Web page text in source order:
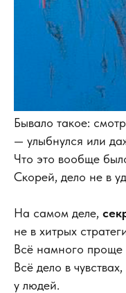
Бывало такое:
— улыбнулся или
Что это вообще
Скорей, дело не в
На самом деле,
не в хитрых
Всё намного
Всё дело в
у людей.